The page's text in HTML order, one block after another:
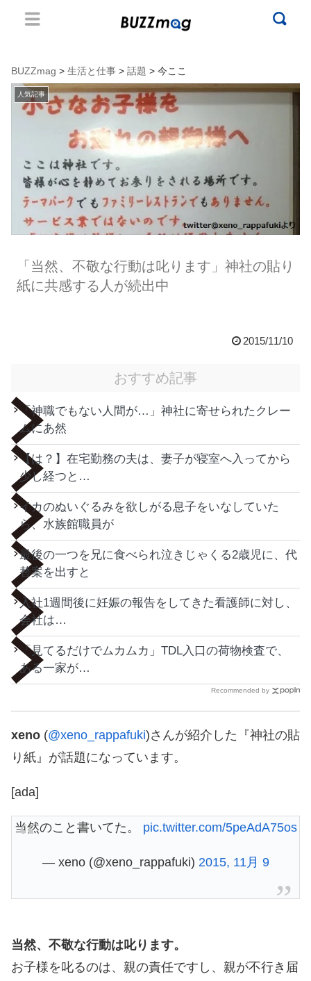
BUZZmag > 生活と仕事 > 話題 > 今ここ
人気記事
「当然、不敬な行動は叱ります」神社の貼り
紙に共感する人が続出中
2015/11/10
おすすめ記事
「神職でもない人間が…」神社に寄せられたクレー
ムにあ然
【は？】在宅勤務の夫は、妻子が寝室へ入ってから
少し経つと…
イカのぬいぐるみを欲しがる息子をいなしていた
ら、水族館職員が
最後の一つを兄に食べられ泣きじゃくる2歳児に、代
替案を出すと
入社1週間後に妊娠の報告をしてきた看護師に対し、
会社は…
「見てるだけでムカムカ」TDL入口の荷物検査で、
ある一家が…
Recommended by
xeno (@xeno_rappafuki)さんが紹介した『神社の貼
り紙』が話題になっています。
[ada]
当然のこと書いてた。 pic.twitter.com/5peAdA75os
— xeno (@xeno_rappafuki) 2015, 11月 9
当然、不敬な行動は叱ります。
お子様を叱るのは、親の責任ですし、親が不行き届